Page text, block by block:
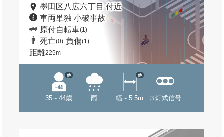
墨田区八広六丁目 付近
車両単独 小破事故
原付自転車(1)
死亡(0) 負傷(1)
距離225m
35～44歳
他
雨 幅～5.5m
他
３灯式信号